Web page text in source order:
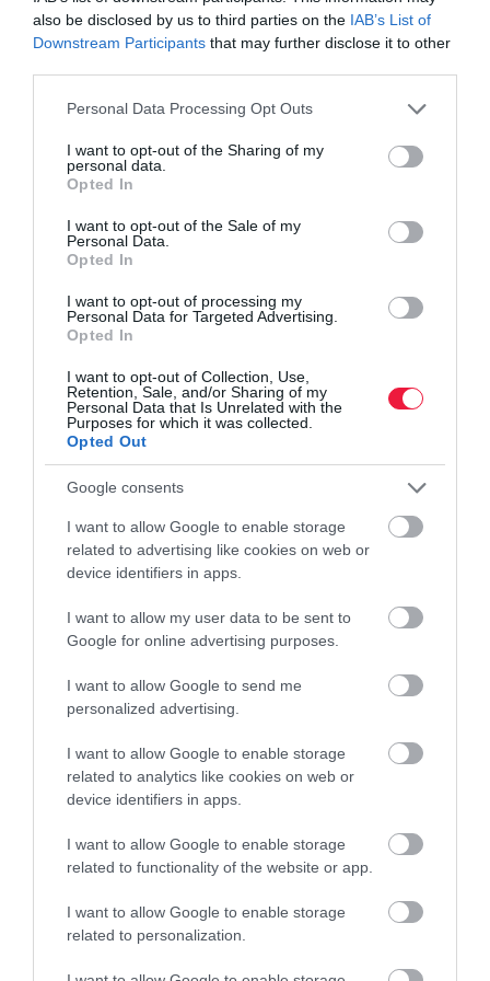
also be disclosed by us to third parties on the IAB’s List of
Downstream Participants that may further disclose it to other
Please note that this website/app uses one or more Google
not limited to your visit or usage behaviour. You may click to
grant or deny consent to Google and its third-party tags to
use your data for below specified purposes in below Google
consent section.
Personal Data Processing Opt Outs
I want to opt-out of the Sharing of my
personal data.
Opted In
I want to opt-out of the Sale of my
Personal Data.
Opted In
I want to opt-out of processing my
Personal Data for Targeted Advertising.
Opted In
I want to opt-out of Collection, Use,
Retention, Sale, and/or Sharing of my
Personal Data that Is Unrelated with the
Purposes for which it was collected.
Opted Out
Google consents
I want to allow Google to enable storage
related to advertising like cookies on web or
device identifiers in apps.
I want to allow my user data to be sent to
Google for online advertising purposes.
I want to allow Google to send me
personalized advertising.
I want to allow Google to enable storage
related to analytics like cookies on web or
device identifiers in apps.
I want to allow Google to enable storage
related to functionality of the website or app.
I want to allow Google to enable storage
related to personalization.
Felmondás közös megegyezéssel: erre figyelj
Nagy leépítésekre készülhet a Volkswagen
leépítés munkahely
Kamatcsökkentés után: ennyit fizetnek most a